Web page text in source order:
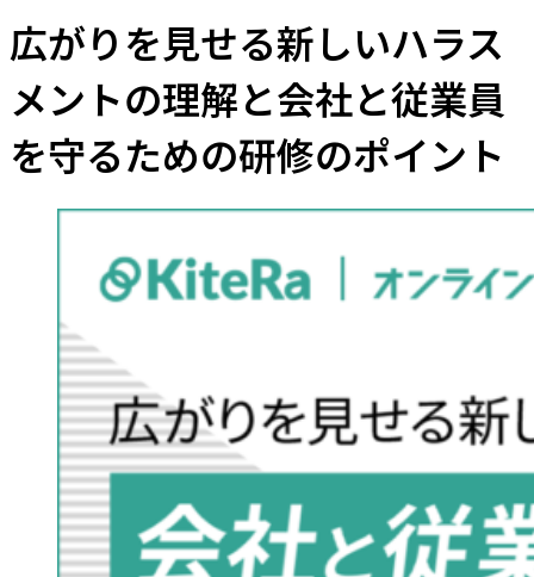
広がりを見せる新しいハラス
メントの理解と会社と従業員
を守るための研修のポイント